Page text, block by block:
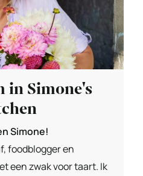
in Simone's
Simone!
foodblogger en
een zwak voor taart. Ik